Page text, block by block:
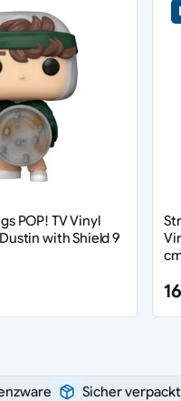
POP! TV Vinyl
with Shield 9
Sicher verpackt